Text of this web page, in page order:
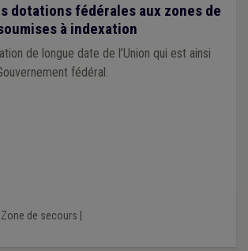
dotations fédérales aux zones de
à indexation
de longue date de l’Union qui est ainsi
fédéral.
Zone de secours